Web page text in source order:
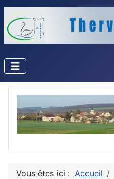
Vous êtes ici : Accueil